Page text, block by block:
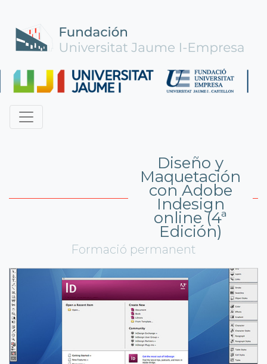
Diseño y
Maquetación
con Adobe
Indesign
online (4ª
Edición)
Formació permanent